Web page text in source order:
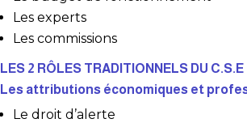
Les experts
Les commissions
LES 2 RÔLES TRADITIONNELS DU C.S.E
Les attributions économiques et
Le droit d’alerte